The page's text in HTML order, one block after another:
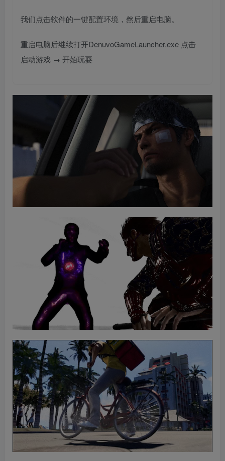
我们点击软件的一键配置环境，然后重启电脑。
重启电脑后继续打开DenuvoGameLauncher.exe 点击
启动游戏 → 开始玩耍